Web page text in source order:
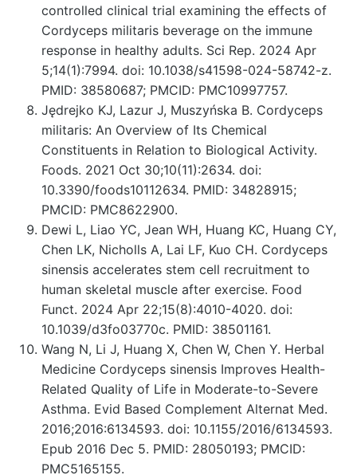
controlled clinical trial examining the effects of
Cordyceps militaris beverage on the immune
response in healthy adults. Sci Rep. 2024 Apr
5;14(1):7994. doi: 10.1038/s41598-024-58742-z.
PMID: 38580687; PMCID: PMC10997757.
Jędrejko KJ, Lazur J, Muszyńska B. Cordyceps
militaris: An Overview of Its Chemical
Constituents in Relation to Biological Activity.
Foods. 2021 Oct 30;10(11):2634. doi:
10.3390/foods10112634. PMID: 34828915;
PMCID: PMC8622900.
Dewi L, Liao YC, Jean WH, Huang KC, Huang CY,
Chen LK, Nicholls A, Lai LF, Kuo CH. Cordyceps
sinensis accelerates stem cell recruitment to
human skeletal muscle after exercise. Food
Funct. 2024 Apr 22;15(8):4010-4020. doi:
10.1039/d3fo03770c. PMID: 38501161.
Wang N, Li J, Huang X, Chen W, Chen Y. Herbal
Medicine Cordyceps sinensis Improves Health-
Related Quality of Life in Moderate-to-Severe
Asthma. Evid Based Complement Alternat Med.
2016;2016:6134593. doi: 10.1155/2016/6134593.
Epub 2016 Dec 5. PMID: 28050193; PMCID:
PMC5165155.